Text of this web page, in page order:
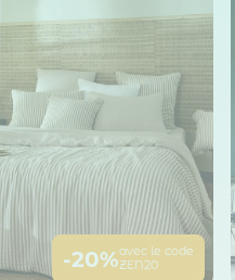
-20%avec le code
ZEN20